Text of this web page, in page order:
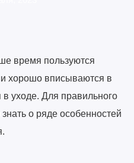
время пользуются
хорошо вписываются в
в уходе. Для правильного
о ряде особенностей